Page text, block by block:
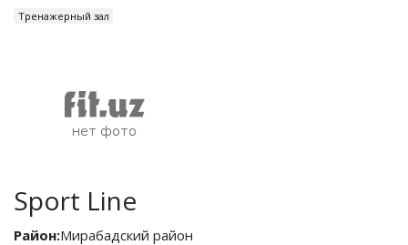
Тренажерный зал
Sport Line
Район:Мирабадский район